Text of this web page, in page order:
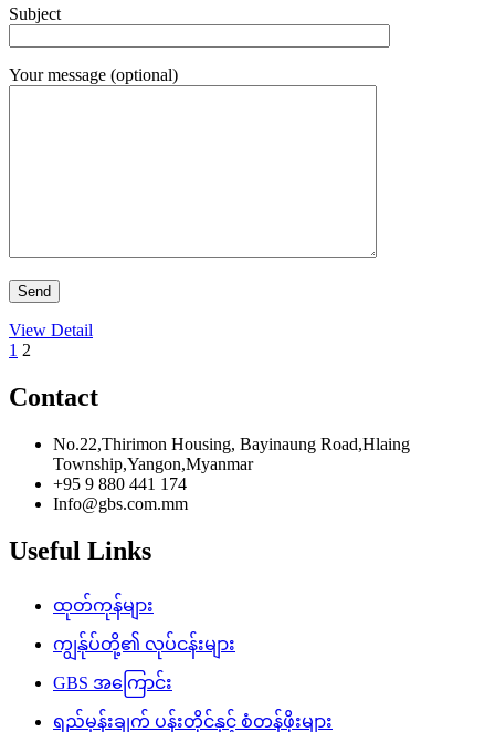
Subject
Your message (optional)
View Detail
1 2
Contact
No.22,Thirimon Housing, Bayinaung Road,Hlaing
Township,Yangon,Myanmar
+95 9 880 441 174
Info@gbs.com.mm
Useful Links
ထုတ်ကုန်များ
ကျွန်ုပ်တို့၏ လုပ်ငန်းများ
GBS အကြောင်း
ရည်မှန်းချက် ပန်းတိုင်နှင့် စံတန်ဖိုးများ